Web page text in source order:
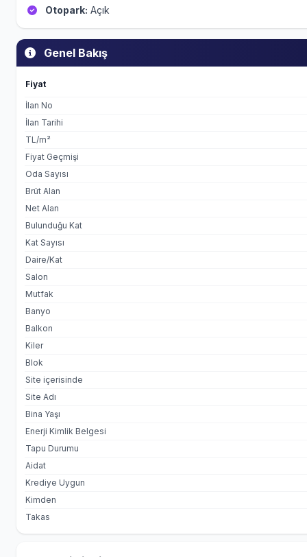
Genel Bakış
Fiyat
İlan No
İlan Tarihi
TL/m²
Fiyat Geçmişi
Oda Sayısı
Brüt Alan
Net Alan
Bulunduğu Kat
Kat Sayısı
Daire/Kat
Salon
Mutfak
Banyo
Balkon
Kiler
Blok
Site içerisinde
Site Adı
Bina Yaşı
Enerji Kimlik Belgesi
Tapu Durumu
Aidat
Krediye Uygun
Kimden
Takas
Otopark: Açık